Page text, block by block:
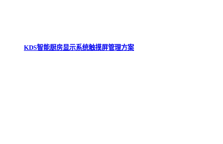
KDS智能厨房显示系统触摸屏管理方案